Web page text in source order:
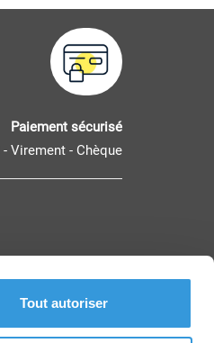
Tout autoriser
Paiement sécurisé
- Virement - Chèque